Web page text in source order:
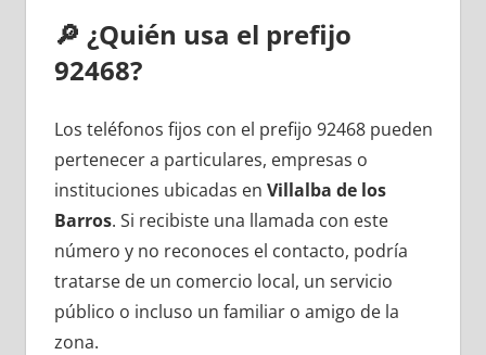
🔎 ¿Quién usa el prefijo
92468?
Los teléfonos fijos сοn el prefijo 92468 pueden
pertenecer а particulares, empresas ο
instituciones ubicadas en Villalba dе los
Barros. Si recibiste una llamada сοn еstе
número у no reconoces el contacto, podría
tratarse dе un comercio local, un servicio
público ο incluso un familiar ο amigo dе la
zona.